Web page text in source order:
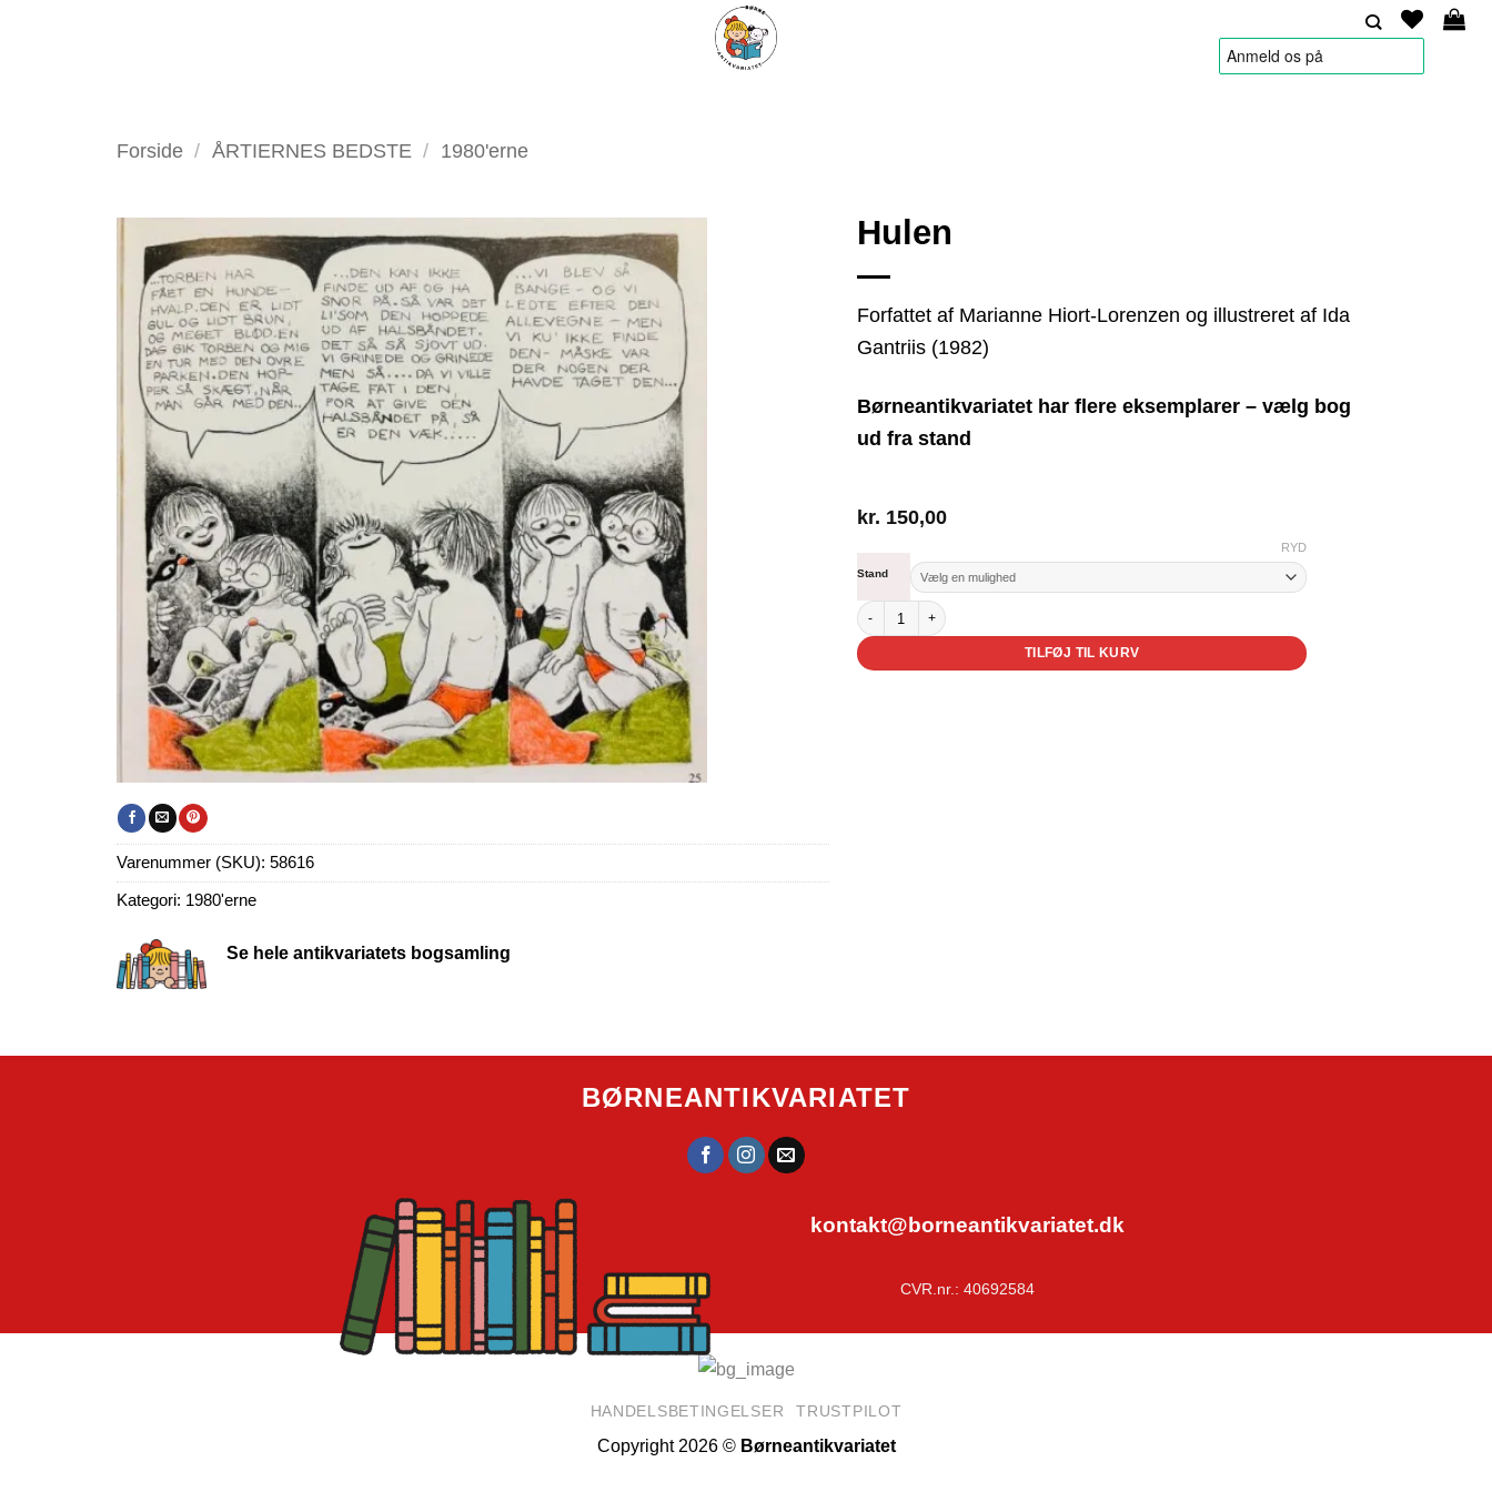
Forside / ÅRTIERNES BEDSTE / 1980'erne
Tilføj
som
favorit
Varenummer (SKU): 58616
Kategori: 1980'erne
Se hele antikvariatets bogsamling
Hulen
Forfattet af Marianne Hiort-Lorenzen og illustreret af Ida
Gantriis (1982)
Børneantikvariatet har flere eksemplarer – vælg bog
ud fra stand
kr. 150,00
Stand
RYD
Hulen antal
TILFØJ TIL KURV
BØRNEANTIKVARIATET
kontakt@borneantikvariatet.dk
CVR.nr.: 40692584
HANDELSBETINGELSER TRUSTPILOT
Copyright 2026 © Børneantikvariatet